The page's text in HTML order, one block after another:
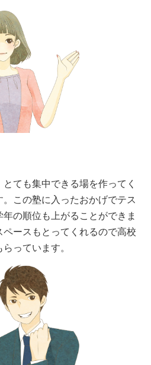
ても集中できる場を作ってく
この塾に入ったおかげでテス
年の順位も上がることができま
ースもとってくれるので高校
っています。